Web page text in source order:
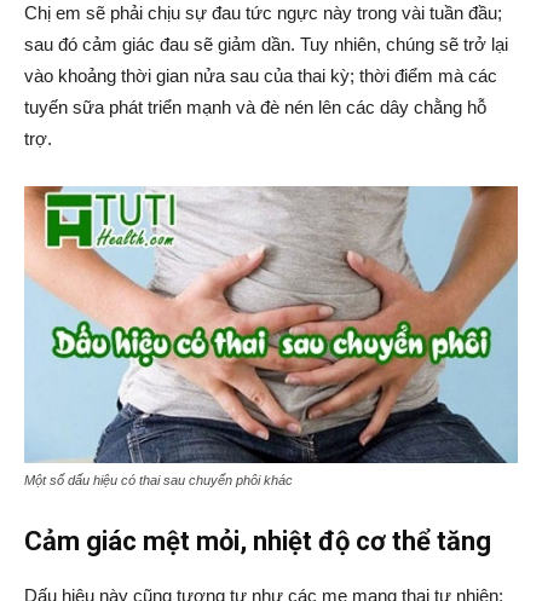
Chị em sẽ phải chịu sự đau tức ngực này trong vài tuần đầu;
sau đó cảm giác đau sẽ giảm dần. Tuy nhiên, chúng sẽ trở lại
vào khoảng thời gian nửa sau của thai kỳ; thời điểm mà các
tuyến sữa phát triển mạnh và đè nén lên các dây chằng hỗ
trợ.
Một số dấu hiệu có thai sau chuyển phôi khác
Cảm giác mệt mỏi, nhiệt độ cơ thể tăng
Dấu hiệu này cũng tương tự như các mẹ mang thai tự nhiên;